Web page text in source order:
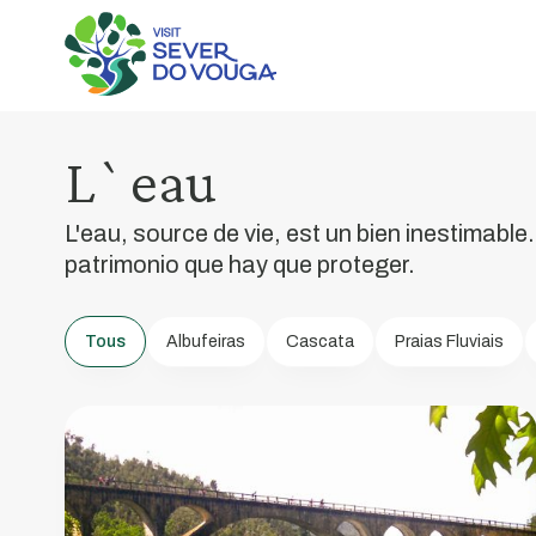
L`eau
L'eau, source de vie, est un bien
patrimonio que hay que proteger.
Tous Albufeiras Cascata Praias Fluviais
Rio
Vouga
Les
ont
joué
dans
l'histoire
de